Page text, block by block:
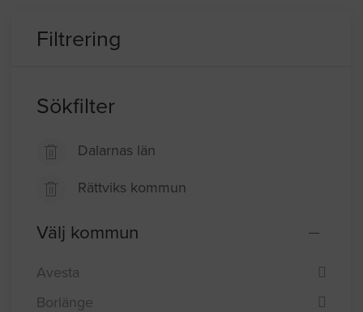
Filtrering
Sökfilter
Dalarnas län
Rättviks kommun
Välj kommun
Avesta
Borlänge